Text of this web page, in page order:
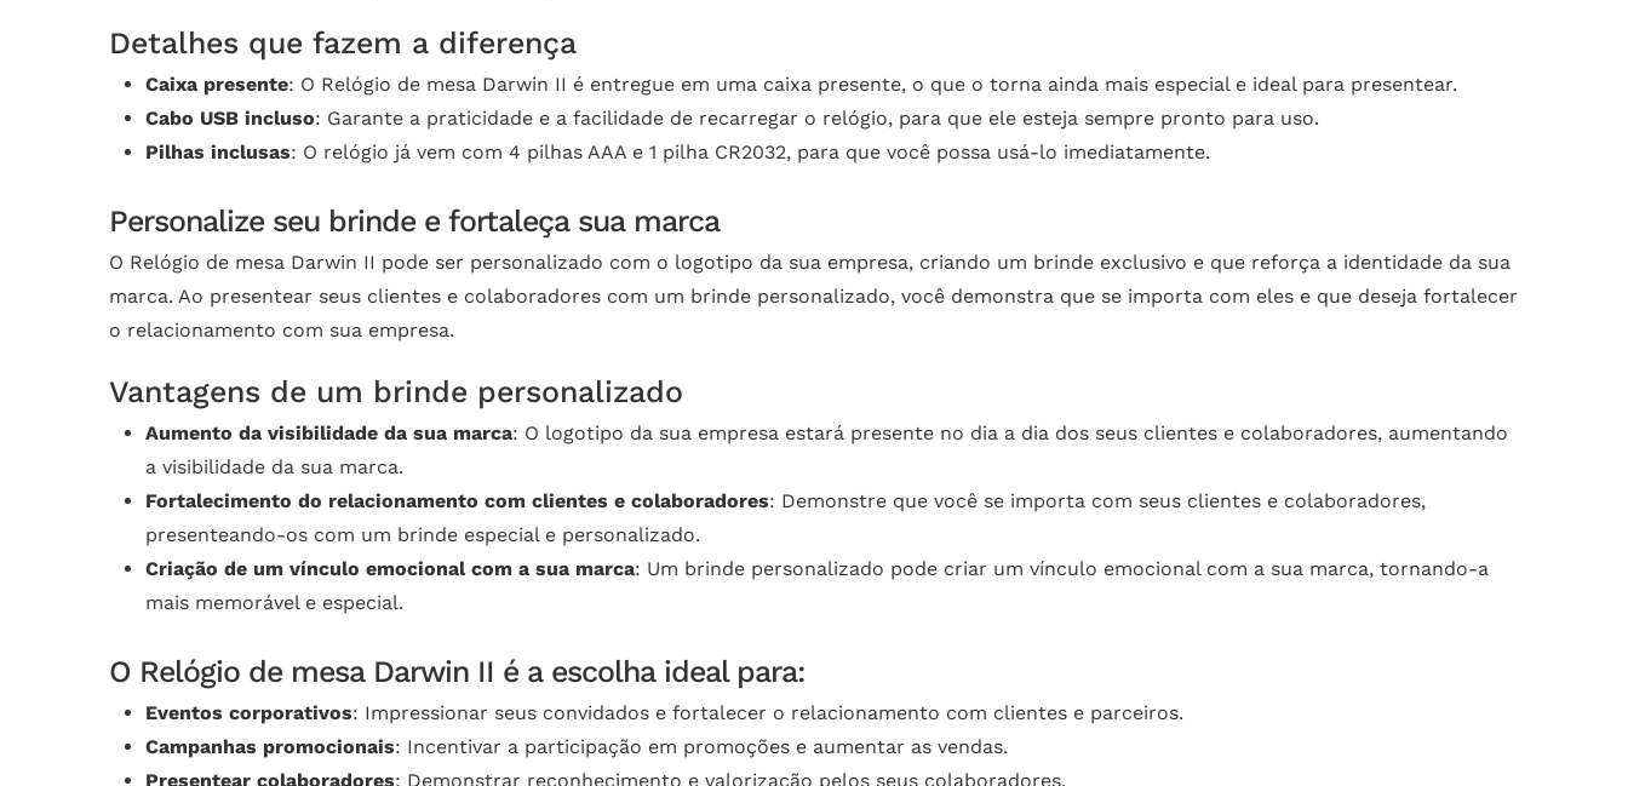
Detalhes que fazem a diferença
Caixa presente: O Relógio de mesa Darwin II é entregue em uma caixa presente, o que o torna ainda mais especial e ideal para presentear.
Cabo USB incluso: Garante a praticidade e a facilidade de recarregar o relógio, para que ele esteja sempre pronto para uso.
Pilhas inclusas: O relógio já vem com 4 pilhas AAA e 1 pilha CR2032, para que você possa usá-lo imediatamente.
Personalize seu brinde e fortaleça sua marca
O Relógio de mesa Darwin II pode ser personalizado com o logotipo da sua empresa, criando um brinde exclusivo e que reforça a identidade da sua
marca. Ao presentear seus clientes e colaboradores com um brinde personalizado, você demonstra que se importa com eles e que deseja fortalecer
o relacionamento com sua empresa.
Vantagens de um brinde personalizado
Aumento da visibilidade da sua marca: O logotipo da sua empresa estará presente no dia a dia dos seus clientes e colaboradores, aumentando
a visibilidade da sua marca.
Fortalecimento do relacionamento com clientes e colaboradores: Demonstre que você se importa com seus clientes e colaboradores,
presenteando-os com um brinde especial e personalizado.
Criação de um vínculo emocional com a sua marca: Um brinde personalizado pode criar um vínculo emocional com a sua marca, tornando-a
mais memorável e especial.
O Relógio de mesa Darwin II é a escolha ideal para:
Eventos corporativos: Impressionar seus convidados e fortalecer o relacionamento com clientes e parceiros.
Campanhas promocionais: Incentivar a participação em promoções e aumentar as vendas.
Presentear colaboradores: Demonstrar reconhecimento e valorização pelos seus colaboradores.